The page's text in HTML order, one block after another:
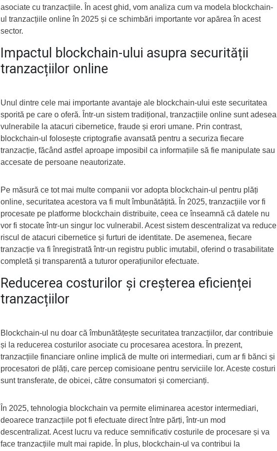
asociate cu tranzacțiile. În acest ghid, vom analiza cum va modela blockchain-
ul tranzacțiile online în 2025 și ce schimbări importante vor apărea în acest
sector.
Impactul blockchain-ului asupra securității
tranzacțiilor online
Unul dintre cele mai importante avantaje ale blockchain-ului este securitatea
sporită pe care o oferă. Într-un sistem tradițional, tranzacțiile online sunt adesea
vulnerabile la atacuri cibernetice, fraude și erori umane. Prin contrast,
blockchain-ul folosește criptografie avansată pentru a securiza fiecare
tranzacție, făcând astfel aproape imposibil ca informațiile să fie manipulate sau
accesate de persoane neautorizate.
Pe măsură ce tot mai multe companii vor adopta blockchain-ul pentru plăți
online, securitatea acestora va fi mult îmbunătățită. În 2025, tranzacțiile vor fi
procesate pe platforme blockchain distribuite, ceea ce înseamnă că datele nu
vor fi stocate într-un singur loc vulnerabil. Acest sistem descentralizat va reduce
riscul de atacuri cibernetice și furturi de identitate. De asemenea, fiecare
tranzacție va fi înregistrată într-un registru public imutabil, oferind o trasabilitate
completă și transparentă a tuturor operațiunilor efectuate.
Reducerea costurilor și creșterea eficienței
tranzacțiilor
Blockchain-ul nu doar că îmbunătățește securitatea tranzacțiilor, dar contribuie
și la reducerea costurilor asociate cu procesarea acestora. În prezent,
tranzacțiile financiare online implică de multe ori intermediari, cum ar fi bănci și
procesatori de plăți, care percep comisioane pentru serviciile lor. Aceste costuri
sunt transferate, de obicei, către consumatori și comercianți.
În 2025, tehnologia blockchain va permite eliminarea acestor intermediari,
deoarece tranzacțiile pot fi efectuate direct între părți, într-un mod
descentralizat. Acest lucru va reduce semnificativ costurile de procesare și va
face tranzacțiile mult mai rapide. În plus, blockchain-ul va contribui la